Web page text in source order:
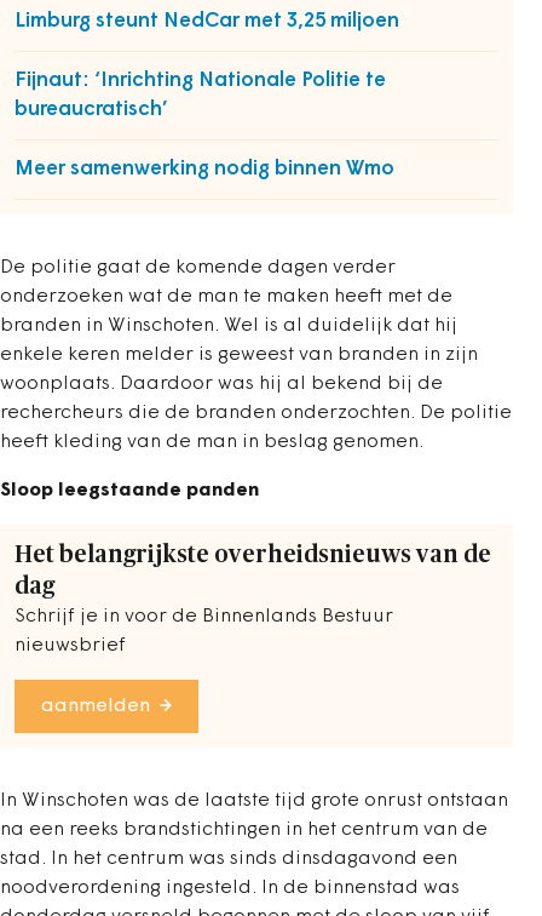
Limburg steunt NedCar met 3,25 miljoen
Fijnaut: ‘Inrichting Nationale Politie te
bureaucratisch’
Meer samenwerking nodig binnen Wmo
De politie gaat de komende dagen verder
onderzoeken wat de man te maken heeft met de
branden in Winschoten. Wel is al duidelijk dat hij
enkele keren melder is geweest van branden in zijn
woonplaats. Daardoor was hij al bekend bij de
rechercheurs die de branden onderzochten. De politie
heeft kleding van de man in beslag genomen.
Sloop leegstaande panden
Het belangrijkste overheidsnieuws van de
dag
Schrijf je in voor de Binnenlands Bestuur
nieuwsbrief
aanmelden
In Winschoten was de laatste tijd grote onrust ontstaan
na een reeks brandstichtingen in het centrum van de
stad. In het centrum was sinds dinsdagavond een
noodverordening ingesteld. In de binnenstad was